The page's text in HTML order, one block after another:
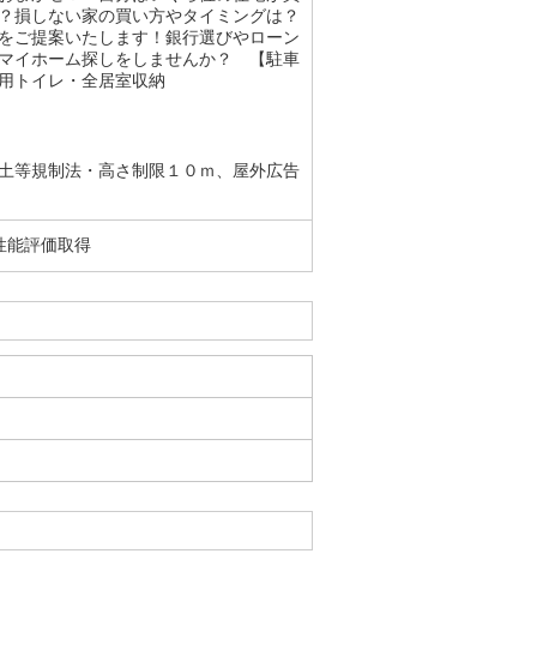
損しない家の買い方やタイミングは？
ご提案いたします！銀行選びやローン
イホーム探しをしませんか？ 【駐車
トイレ・全居室収納
等規制法・高さ制限１０ｍ、屋外広告
能評価取得